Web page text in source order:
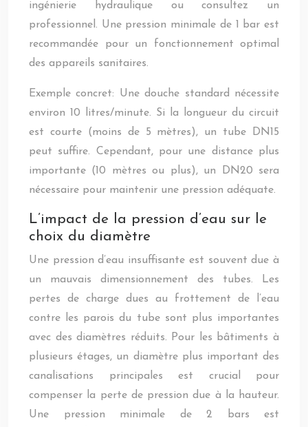
ingénierie hydraulique ou consultez un
professionnel. Une pression minimale de 1 bar est
recommandée pour un fonctionnement optimal
des appareils sanitaires.
Exemple concret: Une douche standard nécessite
environ 10 litres/minute. Si la longueur du circuit
est courte (moins de 5 mètres), un tube DN15
peut suffire. Cependant, pour une distance plus
importante (10 mètres ou plus), un DN20 sera
nécessaire pour maintenir une pression adéquate.
L’impact de la pression d’eau sur le
choix du diamètre
Une pression d’eau insuffisante est souvent due à
un mauvais dimensionnement des tubes. Les
pertes de charge dues au frottement de l’eau
contre les parois du tube sont plus importantes
avec des diamètres réduits. Pour les bâtiments à
plusieurs étages, un diamètre plus important des
canalisations principales est crucial pour
compenser la perte de pression due à la hauteur.
Une pression minimale de 2 bars est